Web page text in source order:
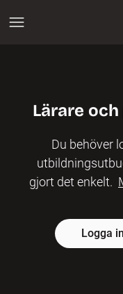
Lärare
Du behöver
gjort det enkelt.
Logga in